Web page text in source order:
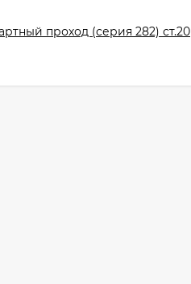
проход (серия 282) ст.20